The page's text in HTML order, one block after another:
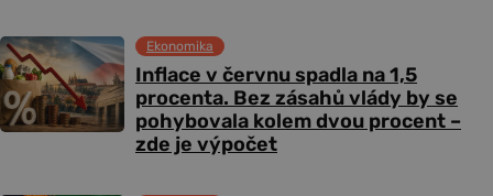
Inflace v červnu spadla na 1,5
procenta. Bez zásahů vlády by se
pohybovala kolem dvou procent –
zde je výpočet
Ekonomika